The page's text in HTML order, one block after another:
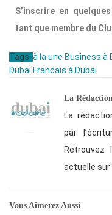
S’inscrire en
tant que membre du
Tags: à la une Business à
Dubai Francais à Dubai
La Rédaction
La
par
Retrouvez
actuelle sur
Vous Aimerez Aussi